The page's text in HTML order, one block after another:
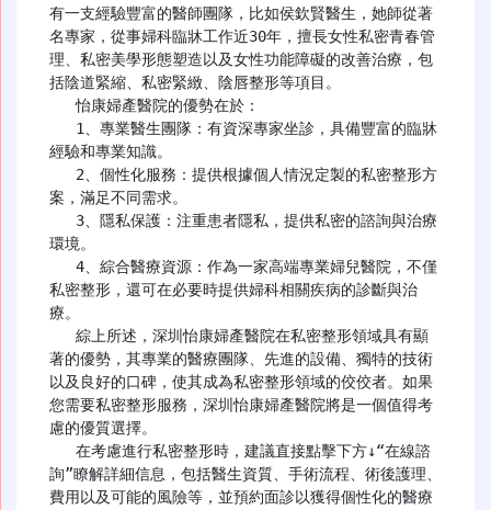
有一支經驗豐富的醫師團隊，比如侯欽賢醫生，她師從著
名專家，從事婦科臨牀工作近30年，擅長女性私密青春管
理、私密美學形態塑造以及女性功能障礙的改善治療，包
括陰道緊縮、私密緊緻、陰唇整形等項目。
   怡康婦產醫院的優勢在於：
經驗和專業知識。
案，滿足不同需求。
環境。
私密整形，還可在必要時提供婦科相關疾病的診斷與治
療。
著的優勢，其專業的醫療團隊、先進的設備、獨特的技術
以及良好的口碑，使其成為私密整形領域的佼佼者。如果
您需要私密整形服務，深圳怡康婦產醫院將是一個值得考
慮的優質選擇。
詢”瞭解詳細信息，包括醫生資質、手術流程、術後護理、
費用以及可能的風險等，並預約面診以獲得個性化的醫療